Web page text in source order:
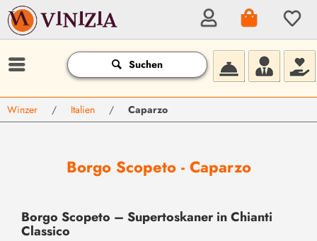
Suchen
Winzer / Italien / Caparzo
Borgo Scopeto - Caparzo
Borgo Scopeto – Supertoskaner in Chianti
Classico